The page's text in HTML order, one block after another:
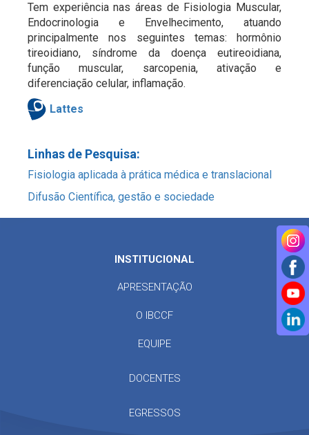
Tem experiência nas áreas de Fisiologia Muscular,
Endocrinologia e Envelhecimento, atuando
principalmente nos seguintes temas: hormônio
tireoidiano, síndrome da doença eutireoidiana,
função muscular, sarcopenia, ativação e
diferenciação celular, inflamação.
Lattes
Linhas de Pesquisa:
Fisiologia aplicada à prática médica e translacional
Difusão Científica, gestão e sociedade
INSTITUCIONAL
APRESENTAÇÃO
O IBCCF
EQUIPE
DOCENTES
EGRESSOS